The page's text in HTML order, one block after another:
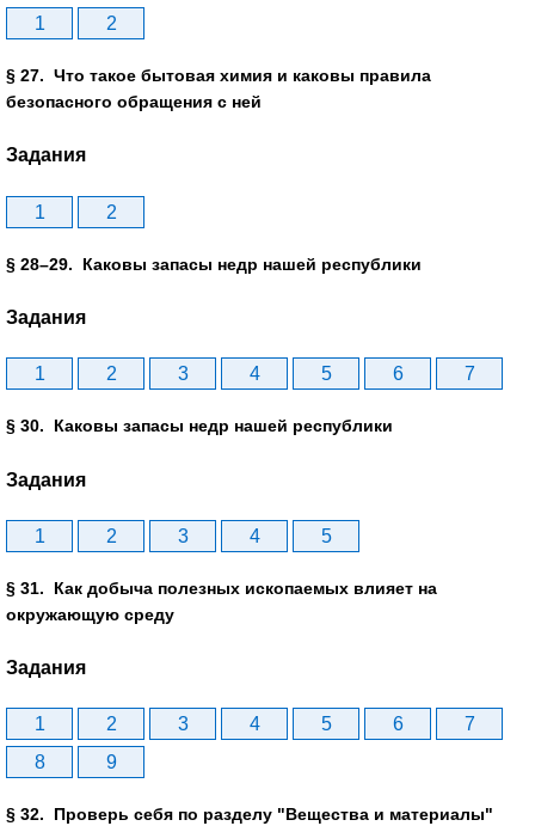
1 2
§ 27. Что такое бытовая химия и каковы правила
безопасного обращения с ней
Задания
1 2
§ 28–29. Каковы запасы недр нашей республики
Задания
1 2 3 4 5 6 7
§ 30. Каковы запасы недр нашей республики
Задания
1 2 3 4 5
§ 31. Как добыча полезных ископаемых влияет на
окружающую среду
Задания
1 2 3 4 5 6
7
8
9
§ 32. Проверь себя по разделу "Вещества и материалы"